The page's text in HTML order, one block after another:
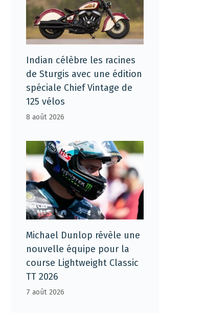
Indian célèbre les racines
de Sturgis avec une édition
spéciale Chief Vintage de
125 vélos
8 août 2026
Michael Dunlop révèle une
nouvelle équipe pour la
course Lightweight Classic
TT 2026
7 août 2026